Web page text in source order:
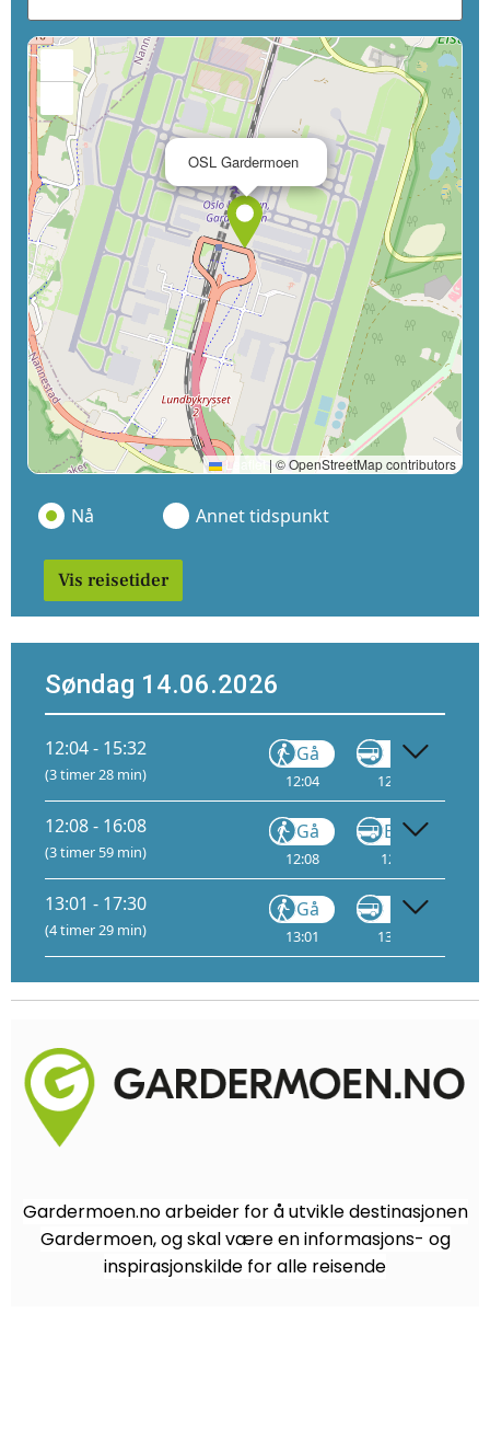
OSL Gardermoen
Leaflet | © OpenStreetMap contributors
Nå Annet tidspunkt
Vis reisetider
Søndag 14.06.2026
12:04 - 15:32
(3 timer 28 min)
Gå
12:04
VY710
12:15
12:08 - 16:08
(3 timer 59 min)
Gå
12:08
Buss
12:20
13:01 - 17:30
(4 timer 29 min)
Gå
13:01
VY146
13:12
Gardermoen.no arbeider for å utvikle destinasjonen
Gardermoen, og skal være en informasjons- og
inspirasjonskilde for alle reisende